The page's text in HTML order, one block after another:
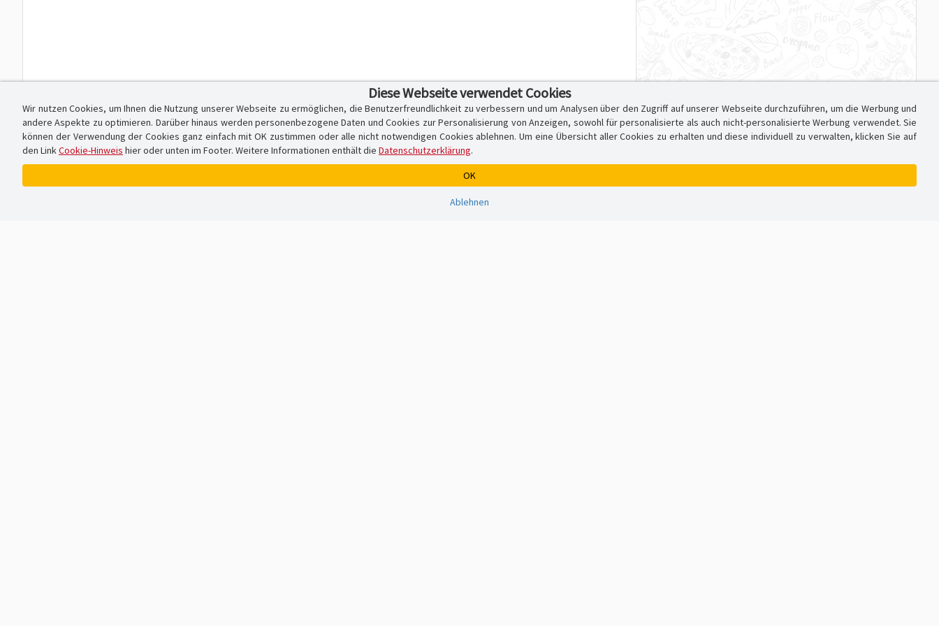
Diese Webseite verwendet Cookies
Wir nutzen Cookies, um Ihnen die Nutzung unserer Webseite zu ermöglichen, die Benutzerfreundlichkeit zu verbessern und um Analysen über den Zugriff auf unserer Webseite durchzuführen, um die Werbung und
andere Aspekte zu optimieren. Darüber hinaus werden personenbezogene Daten und Cookies zur Personalisierung von Anzeigen, sowohl für personalisierte als auch nicht-personalisierte Werbung verwendet. Sie
können der Verwendung der Cookies ganz einfach mit OK zustimmen oder alle nicht notwendigen Cookies ablehnen. Um eine Übersicht aller Cookies zu erhalten und diese individuell zu verwalten, klicken Sie auf
den LinkCookie-Hinweis hier oder unten im Footer. Weitere Informationen enthält die Datenschutzerklärung.
OK
Ablehnen